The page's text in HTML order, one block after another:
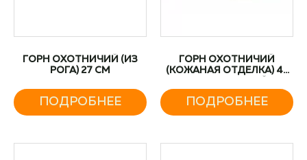
ГОРН ОХОТНИЧИЙ (ИЗ
РОГА) 27 СМ
ПОДРОБНЕЕ
ГОРН ОХОТНИЧИЙ
(КОЖАНАЯ ОТДЕЛКА) 45
КРУГЛЫЙ, ЦВЕТ ТЁМНО-
ЗЕЛЁНЫЙ
ПОДРОБНЕЕ